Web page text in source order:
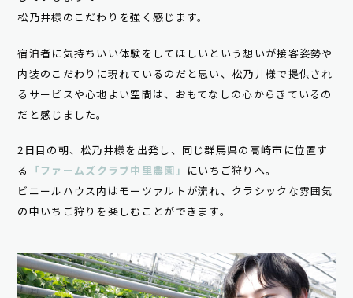
松乃井様のこだわりを強く感じます。
宿泊者に気持ちいい体験をしてほしいという想いが接客姿勢や
内装のこだわりに現れているのだと思い、松乃井様で提供され
るサービスや心地よい空間は、おもてなしの心からきているの
だと感じました。
2日目の朝、松乃井様を出発し、同じ群馬県の高崎市に位置す
る
「ファームズクラブ中里農園」
にいちご狩りへ。
ビニールハウス内はモーツァルトが流れ、クラシックな雰囲気
の中いちご狩りを楽しむことができます。